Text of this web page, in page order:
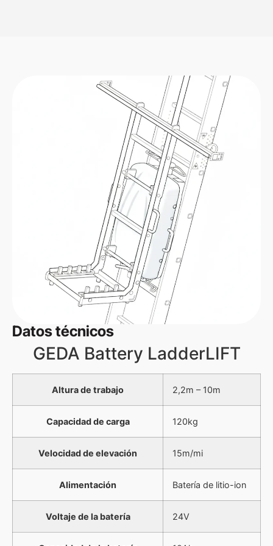
¿Quién lo necesita?... pues todos
Ya sean empresas de reformas, pintores, carpinteros,
fontaneros, montadores de Pladur, fabricantes de
ventanas, empresas de mudanzas einstaladores de
GEDA Battery SOLAR Lift
El GEDA Battery SOLAR Lift ofrece un sistema fácil y
rápido de montaje, 1 persona tarda tan solo 5 minutos
en instalarlo, sin necesidad de herramientas
Características de GEDA Battery LadderLift:
Datos técnicos
GEDA Battery LadderLIFT
Altura de trabajo 2,2m – 10m
Capacidad de carga 120kg
Velocidad de elevación 15m/mi
Alimentación Batería de litio-ion
Voltaje de la batería 24V